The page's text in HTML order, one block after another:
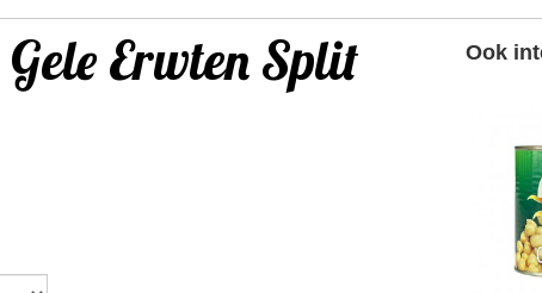
Erwten Split
Ook